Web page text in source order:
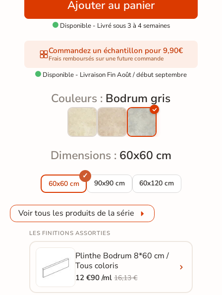
Ajouter au panier
Disponible - Livré sous 3 à 4 semaines
Commandez un échantillon pour 9,90€
Frais remboursés sur une future commande
 Disponible - Livraison Fin Août / début septembre
Couleurs : Bodrum gris
Dimensions : 60x60 cm
60x60 cm 90x90 cm
Carrelage sol extérieur effet pierre
60x120 cm
Carrelage sol extérieur
Voir tous les produits de la série
LES FINITIONS ASSORTIES
Plinthe Bodrum 8*60 cm /
Tous coloris
12 €90 /ml16,13 €